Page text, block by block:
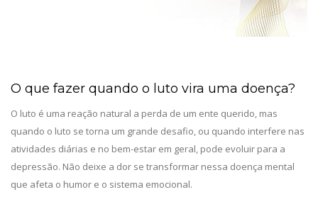
O que fazer quando o luto vira uma doença?
O luto é uma reação natural a perda de um ente querido, mas
quando o luto se torna um grande desafio, ou quando interfere nas
atividades diárias e no bem-estar em geral, pode evoluir para a
depressão. Não deixe a dor se transformar nessa doença mental
que afeta o humor e o sistema emocional.